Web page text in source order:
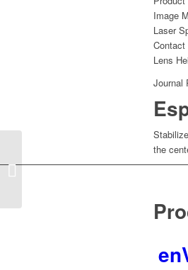
Image
Laser
Contact
Lens
Journal
the
Ocular® Abraham